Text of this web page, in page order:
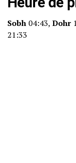
Sobh 04:43, Dohr
21:33